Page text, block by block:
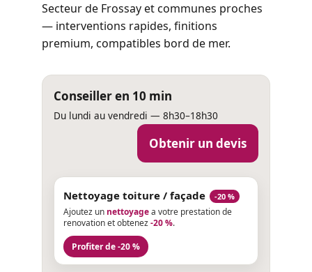
Secteur de Frossay et communes proches
— interventions rapides, finitions
premium, compatibles bord de mer.
Conseiller en 10 min
Du lundi au vendredi — 8h30–18h30
Obtenir un devis
Nettoyage toiture / façade -20 %
Ajoutez un nettoyagea votre prestation de
renovation et obtenez-20 %.
Profiter de -20 %